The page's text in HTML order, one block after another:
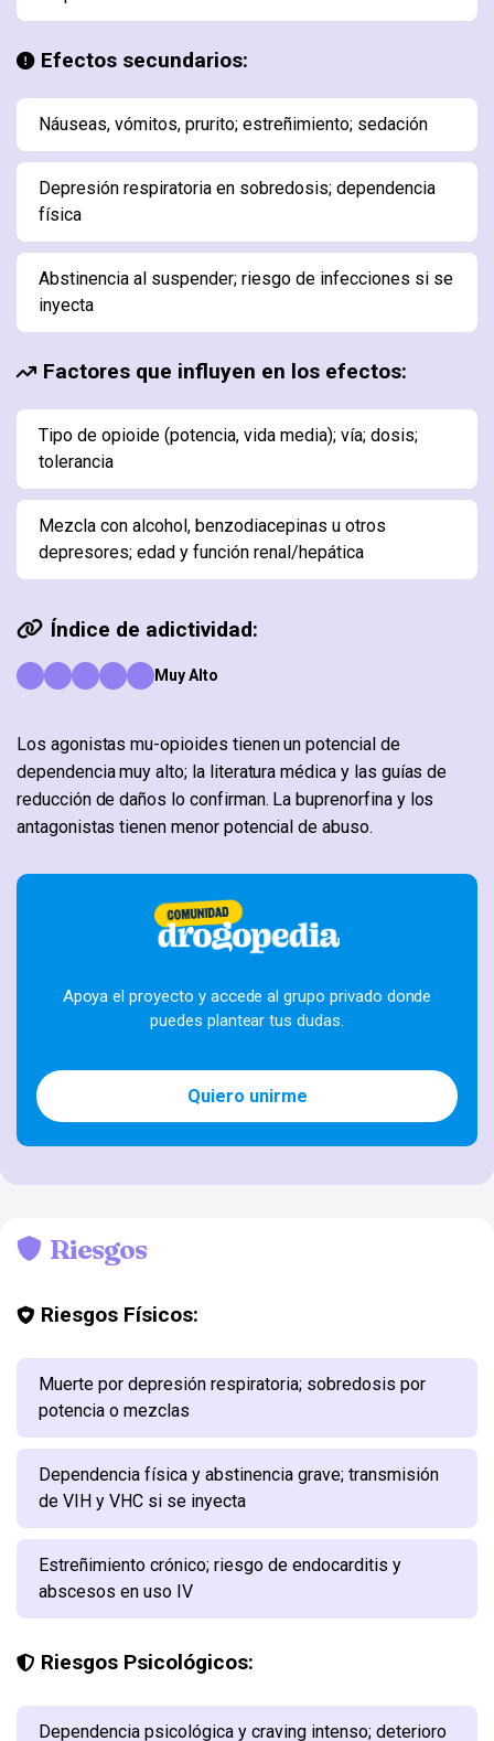
Efectos secundarios:
Náuseas, vómitos, prurito; estreñimiento; sedación
Depresión respiratoria en sobredosis; dependencia
física
Abstinencia al suspender; riesgo de infecciones si se
inyecta
Factores que influyen en los efectos:
Tipo de opioide (potencia, vida media); vía; dosis;
tolerancia
Mezcla con alcohol, benzodiacepinas u otros
depresores; edad y función renal/hepática
Índice de adictividad:
Muy Alto
Los agonistas mu-opioides tienen un potencial de
dependencia muy alto; la literatura médica y las guías de
reducción de daños lo confirman. La buprenorfina y los
antagonistas tienen menor potencial de abuso.
Apoya el proyecto y accede al grupo privado donde
puedes plantear tus dudas.
Quiero unirme
Riesgos
Riesgos Físicos:
Muerte por depresión respiratoria; sobredosis por
potencia o mezclas
Dependencia física y abstinencia grave; transmisión
de VIH y VHC si se inyecta
Estreñimiento crónico; riesgo de endocarditis y
abscesos en uso IV
Riesgos Psicológicos:
Dependencia psicológica y craving intenso; deterioro